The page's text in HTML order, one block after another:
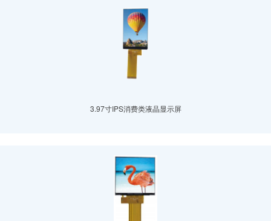
3.97寸IPS消费类液晶显示屏